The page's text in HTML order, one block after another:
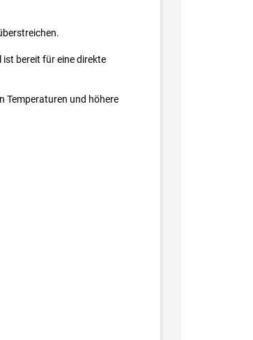
ist bereit für eine direkte
Temperaturen und höhere